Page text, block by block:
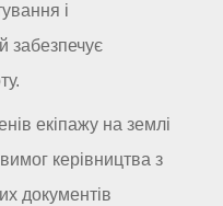
і
забезпечує
екіпажу на землі
керівництва з
документів